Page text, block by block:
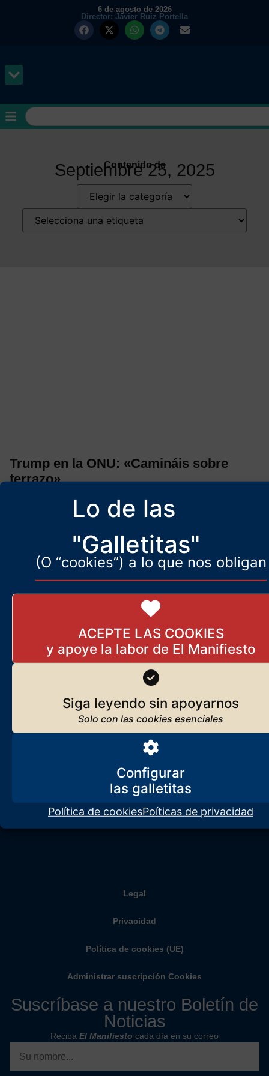
Lo de las
"Galletitas"
(O “cookies”) a lo que nos obligan
ACEPTE LAS COOKIES
Siga leyendo sin apoyarnos
Configurar
Política de cookiesPoíticas de privacidad
6 de agosto de 2026
Director: Javier Ruiz Portella
Contenido de
Septiembre 25, 2025
Trump en la ONU: «Camináis sobre
terrazo»
Trump dio un discurso memorable en la Asamblea General de las
Legal
Privacidad
Política de cookies (UE)
Administrar suscripción Cookies
Suscríbase a nuestro Boletín de
Noticias
Reciba El Manifiesto cada día en su correo